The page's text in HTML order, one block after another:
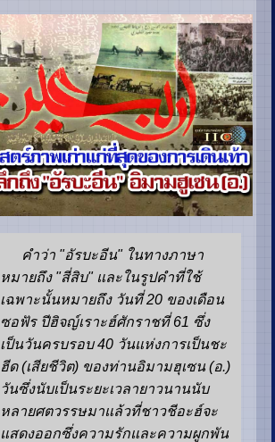
คำว่า "อัรบะอีน" ในทางภาษา
หมายถึง "สี่สิบ" และในรูปคำที่ใช้
เฉพาะนั้นหมายถึง วันที่ 20 ของเดือน
ซอฟัร ปีฮิจญ์เราะฮ์ศักราชที่ 61 ซึ่ง
เป็นวันครบรอบ 40 วันแห่งการเป็นชะ
ฮีด (เสียชีวิต) ของท่านอิมามฮุเซน (อ.)
วันซึ่งนับเป็นระยะเวลายาวนานนับ
หลายศตวรรษมาแล้วที่ชาวชีอะฮ์จะ
แสดงออกซึ่งความรักและความผูกพัน